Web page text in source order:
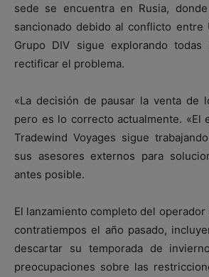
sede se encuentra en Rusia,
sancionado debido al conflicto entre
Grupo DIV sigue explorando todas
rectificar el problema.
«La decisión de pausar la venta de
pero es lo correcto actualmente. «El
Tradewind Voyages sigue
sus asesores externos para
antes posible.
El lanzamiento completo del
contratiempos el año pasado,
descartar su temporada de
preocupaciones sobre las